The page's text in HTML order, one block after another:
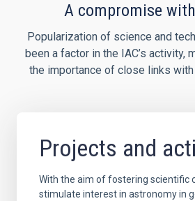
A compromise
Popularization of science and
been a factor in the IAC’s activity,
the importance of close links
Projects and
With the aim of fostering scientific
stimulate interest in astronomy in